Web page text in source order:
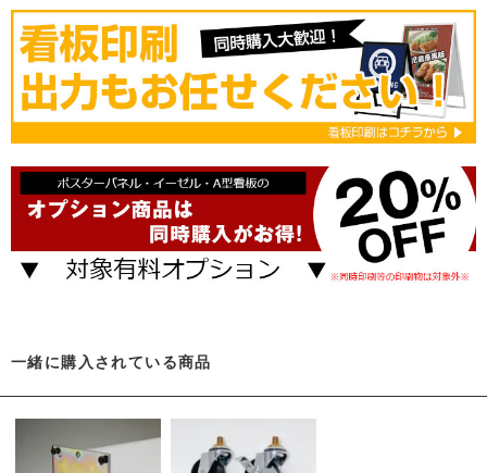
一緒に購入されている商品